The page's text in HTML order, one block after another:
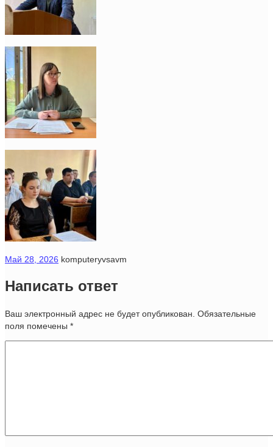
Май 28, 2026 komputeryvsavm
Написать ответ
Ваш электронный адрес не будет опубликован. Обязательные
поля помечены *